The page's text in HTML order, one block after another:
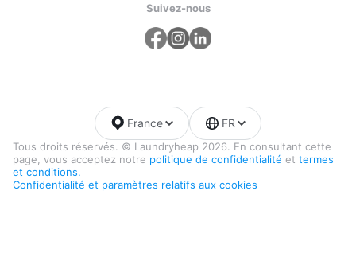
Suivez-nous
Tous droits réservés. © Laundryheap 2026. En consultant cette
page, vous acceptez notre politique de confidentialité et termes
et conditions.
Confidentialité et paramètres relatifs aux cookies
France FR